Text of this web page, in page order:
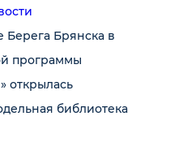
Берега Брянска в
программы
открылась
библиотека